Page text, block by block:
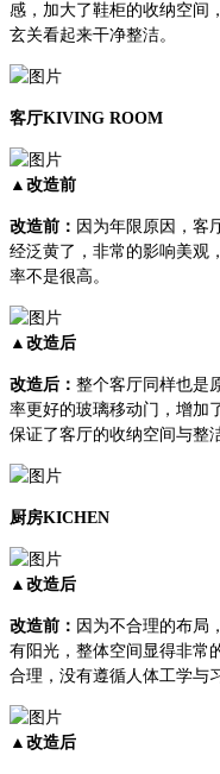
感，加大了鞋柜的收纳空间
玄关看起来干净整洁。
客厅KIVING ROOM
▲改造前
改造前： 因为年限原因，客
经泛黄了，非常的影响美观
率不是很高。
▲改造后
改造后： 整个客厅同样也是
率更好的玻璃移动门，增加
保证了客厅的收纳空间与整
厨房KICHEN
▲改造后
改造前： 因为不合理的布局
有阳光，整体空间显得非常
合理，没有遵循人体工学与
▲改造后